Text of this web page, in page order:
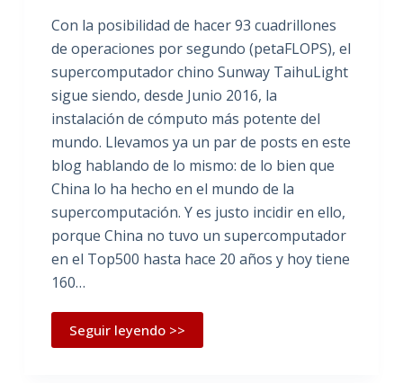
Con la posibilidad de hacer 93 cuadrillones
de operaciones por segundo (petaFLOPS), el
supercomputador chino Sunway TaihuLight
sigue siendo, desde Junio 2016, la
instalación de cómputo más potente del
mundo. Llevamos ya un par de posts en este
blog hablando de lo mismo: de lo bien que
China lo ha hecho en el mundo de la
supercomputación. Y es justo incidir en ello,
porque China no tuvo un supercomputador
en el Top500 hasta hace 20 años y hoy tiene
160…
Seguir leyendo >>